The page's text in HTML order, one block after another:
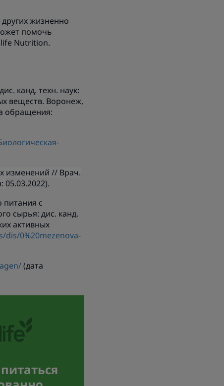
жизненно
помочь
Nutrition.
канд. техн. наук:
веществ. Воронеж,
обращения:
изменений // Врач.
05.03.2022).
питания с
сырья: дис. канд.
активных
0%20mezenova-
(дата